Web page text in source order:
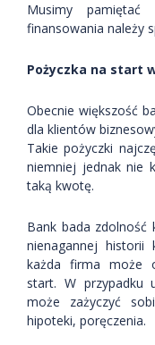
Musimy
finansowania należy
Pożyczka na start
Obecnie większość
dla klientów
Takie pożyczki
niemniej jednak nie
taką kwotę.
Bank bada zdolność
nienagannej
każda firma może
start. W przypadku
może zażyczyć
hipoteki, poręczenia.